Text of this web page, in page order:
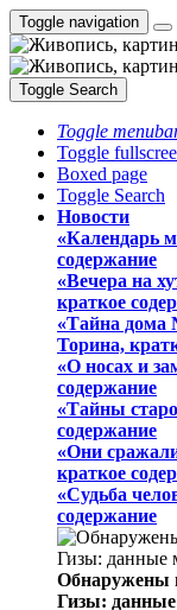
Toggle navigation
Toggle Search
Toggle
Toggle
Boxed page
Toggle Search
Новости
«Календарь
содержание
«Вечера на
краткое
«Тайна дома
Торина,
«О носах и
содержание
«Тайны
содержание
«Они
краткое
«Судьба
содержание
Обнаружены
Гизы: